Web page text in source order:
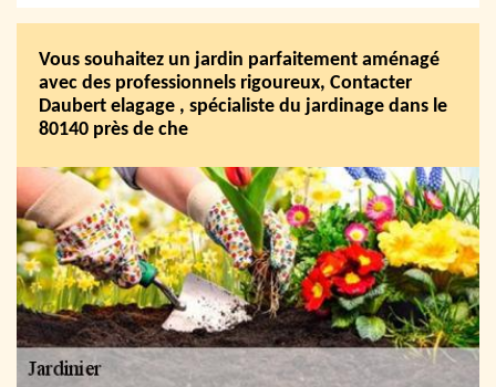
Vous souhaitez un jardin parfaitement aménagé
avec des professionnels rigoureux, Contacter
Daubert elagage , spécialiste du jardinage dans le
80140 près de che